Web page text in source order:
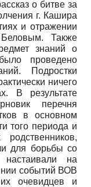
о битве за
г. Кашира
и отражении
Также
знаний о
проведено
Подростки
ничего
В результате
перечня
в основном
того периода и
для борьбы со
настаивали на
событий ВОВ
очевидцев и